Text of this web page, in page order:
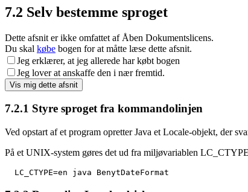
7.2 Selv bestemme sproget
Dette afsnit er ikke omfattet af Åben Dokumentslicens.
Du skal købe bogen for at måtte læse dette afsnit.
Jeg erklærer, at jeg allerede har købt bogen
Jeg lover at anskaffe den i nær fremtid.
7.2.1 Styre sproget fra kommandolinjen
Ved opstart af et program opretter Java et Locale-objekt, der
På et UNIX-system gøres det ud fra miljøvariablen
  LC_CTYPE=en java BenytDateFormat